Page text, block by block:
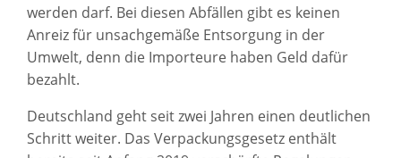
werden darf. Bei diesen Abfällen gibt es keinen
Anreiz für unsachgemäße Entsorgung in der
Umwelt, denn die Importeure haben Geld dafür
bezahlt.
Deutschland geht seit zwei Jahren einen deutlichen
Schritt weiter. Das Verpackungsgesetz enthält